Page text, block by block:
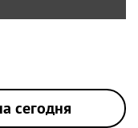
сегодня